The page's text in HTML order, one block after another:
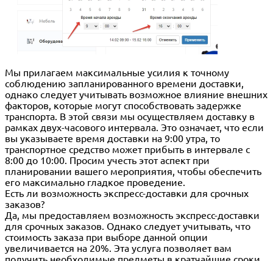
Мы прилагаем максимальные усилия к точному
соблюдению запланированного времени доставки,
однако следует учитывать возможное влияние внешних
факторов, которые могут способствовать задержке
транспорта. В этой связи мы осуществляем доставку в
рамках двух-часового интервала. Это означает, что если
вы указываете время доставки на 9:00 утра, то
транспортное средство может прибыть в интервале с
8:00 до 10:00. Просим учесть этот аспект при
планировании вашего мероприятия, чтобы обеспечить
его максимально гладкое проведение.
Есть ли возможность экспресс-доставки для срочных
заказов?
Да, мы предоставляем возможность экспресс-доставки
для срочных заказов. Однако следует учитывать, что
стоимость заказа при выборе данной опции
увеличивается на 20%. Эта услуга позволяет вам